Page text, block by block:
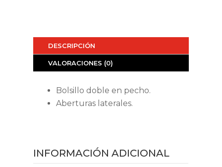
DESCRIPCIÓN
VALORACIONES (0)
Bolsillo doble en pecho.
Aberturas laterales.
INFORMACIÓN ADICIONAL